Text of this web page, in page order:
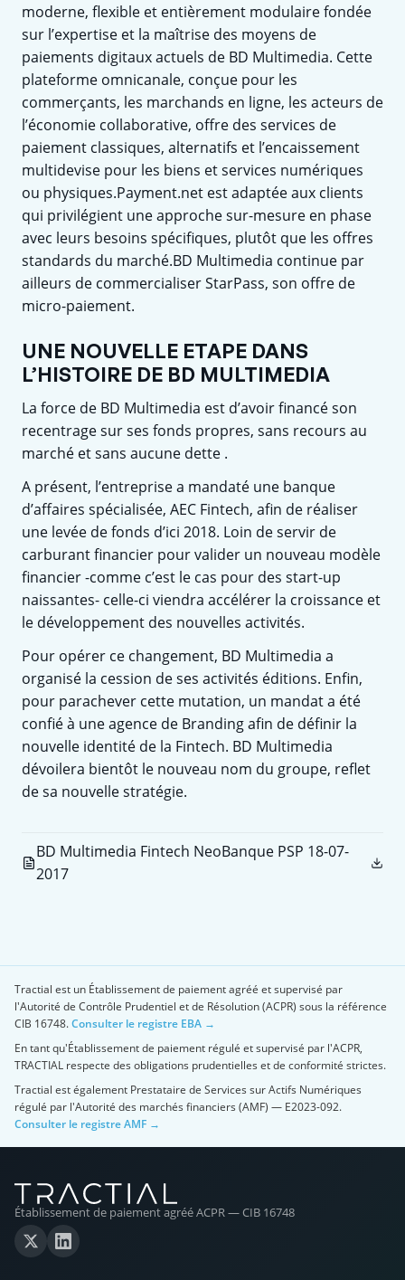
moderne, flexible et entièrement modulaire fondée
sur l’expertise et la maîtrise des moyens de
paiements digitaux actuels de BD Multimedia. Cette
plateforme omnicanale, conçue pour les
commerçants, les marchands en ligne, les acteurs de
l’économie collaborative, offre des services de
paiement classiques, alternatifs et l’encaissement
multidevise pour les biens et services numériques
ou physiques.Payment.net est adaptée aux clients
qui privilégient une approche sur-mesure en phase
avec leurs besoins spécifiques, plutôt que les offres
standards du marché.BD Multimedia continue par
ailleurs de commercialiser StarPass, son offre de
micro-paiement.
UNE NOUVELLE ETAPE DANS
L’HISTOIRE DE BD MULTIMEDIA
La force de BD Multimedia est d’avoir financé son
recentrage sur ses fonds propres, sans recours au
marché et sans aucune dette .
A présent, l’entreprise a mandaté une banque
d’affaires spécialisée, AEC Fintech, afin de réaliser
une levée de fonds d’ici 2018. Loin de servir de
carburant financier pour valider un nouveau modèle
financier -comme c’est le cas pour des start-up
naissantes- celle-ci viendra accélérer la croissance et
le développement des nouvelles activités.
Pour opérer ce changement, BD Multimedia a
organisé la cession de ses activités éditions. Enfin,
pour parachever cette mutation, un mandat a été
confié à une agence de Branding afin de définir la
nouvelle identité de la Fintech. BD Multimedia
dévoilera bientôt le nouveau nom du groupe, reflet
de sa nouvelle stratégie.
BD Multimedia Fintech NeoBanque PSP 18-07-
2017
Tractial est un Établissement de paiement agréé et supervisé par
l'Autorité de Contrôle Prudentiel et de Résolution (ACPR) sous la référence
CIB 16748.Consulter le registre EBA →
En tant qu'Établissement de paiement régulé et supervisé par l'ACPR,
TRACTIAL respecte des obligations prudentielles et de conformité strictes.
Tractial est également Prestataire de Services sur Actifs Numériques
régulé par l'Autorité des marchés financiers (AMF) — E2023-092.
Consulter le registre AMF →
Établissement de paiement agréé ACPR — CIB 16748